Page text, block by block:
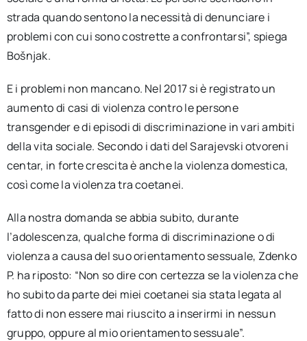
strada quando sentono la necessità di denunciare i
problemi con cui sono costrette a confrontarsi”, spiega
Bošnjak.
E i problemi non mancano. Nel 2017 si è registrato un
aumento di casi di violenza contro le persone
transgender e di episodi di discriminazione in vari ambiti
della vita sociale. Secondo i dati del Sarajevski otvoreni
centar, in forte crescita è anche la violenza domestica,
così come la violenza tra coetanei.
Alla nostra domanda se abbia subito, durante
l’adolescenza, qualche forma di discriminazione o di
violenza a causa del suo orientamento sessuale, Zdenko
P. ha riposto: “Non so dire con certezza se la violenza che
ho subito da parte dei miei coetanei sia stata legata al
fatto di non essere mai riuscito a inserirmi in nessun
gruppo, oppure al mio orientamento sessuale”.